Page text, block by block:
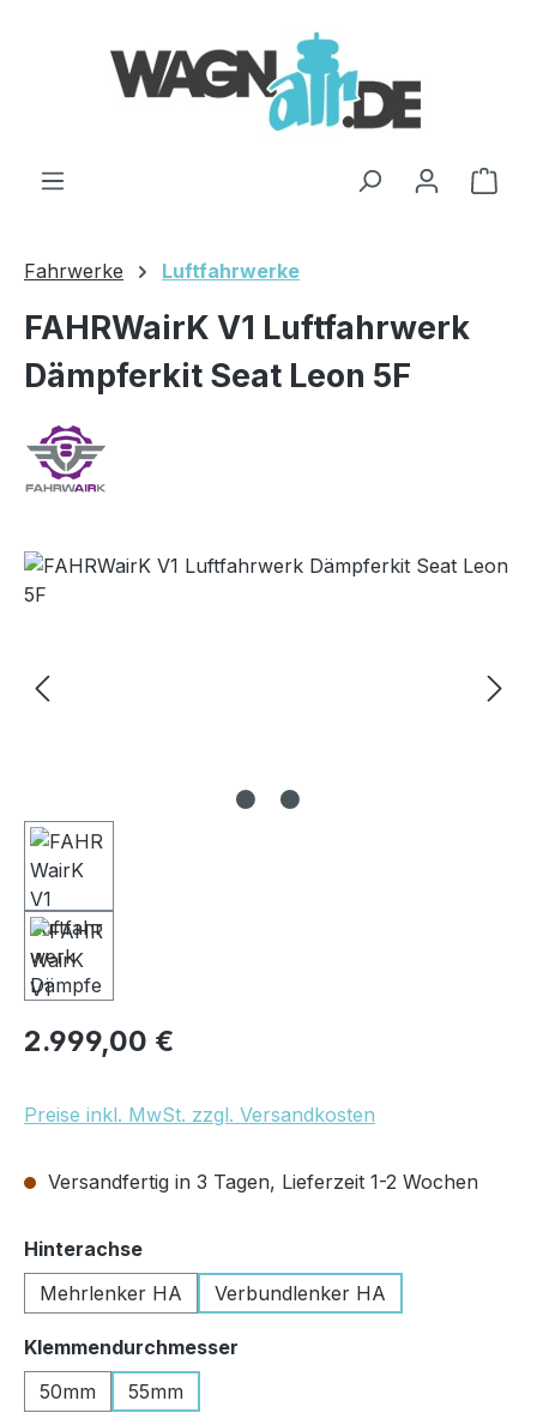
Fahrwerke Luftfahrwerke
FAHRWairK V1 Luftfahrwerk
Dämpferkit Seat Leon 5F
Bildergalerie überspringen
Regulärer Preis:
2.999,00 €
Preise inkl. MwSt. zzgl. Versandkosten
Versandfertig in 3 Tagen, Lieferzeit 1-2 Wochen
Hinterachseauswählen
Mehrlenker HA
Verbundlenker HA
Klemmendurchmesser
50mm
55mm